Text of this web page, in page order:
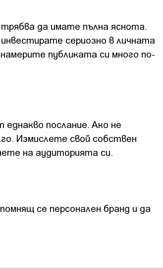
да имате пълна яснота.
сериозно в личната
публиката си много по-
послание. Ако не
Измислете свой собствен
на аудиторията си.
се персонален бранд и да